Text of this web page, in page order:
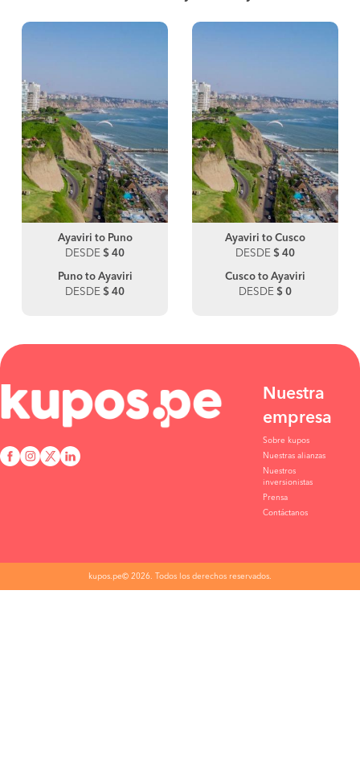
Ayaviri to Puno
DESDE $ 40
Puno to Ayaviri
DESDE $ 40
Ayaviri to Cusco
DESDE $ 40
Cusco to Ayaviri
DESDE $ 0
Nuestra
empresa
Sobre kupos
Nuestras alianzas
Nuestros
inversionistas
Prensa
Contáctanos
kupos.pe© 2026. Todos los derechos reservados.